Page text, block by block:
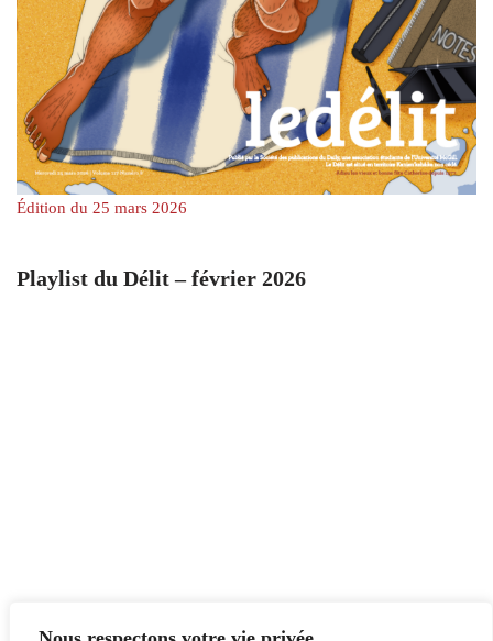
Édition du 25 mars 2026
Playlist du Délit – février 2026